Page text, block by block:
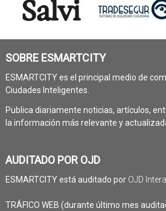
SOBRE ESMARTCITY
ESMARTCITY es el principal medio de
Ciudades Inteligentes.
Publica diariamente noticias, artículos,
la información más relevante y
AUDITADO POR OJD
ESMARTCITY está auditado por OJD
TRÁFICO WEB (durante último mes